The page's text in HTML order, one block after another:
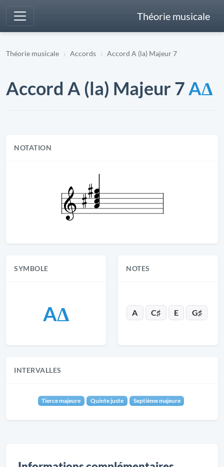
Théorie musicale
Théorie musicale Accords Accord A (la) Majeur 7
Accord A (la) Majeur 7AΔ
NOTATION
SYMBOLE
AΔ
NOTES
A C♯ E G♯
INTERVALLES
Tierce majeure Quinte juste Septième majeure